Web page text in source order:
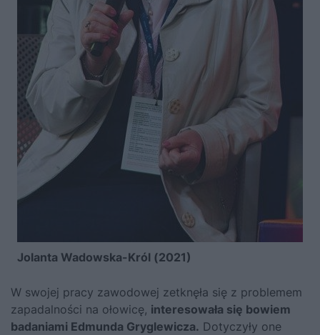
Jolanta Wadowska-Król (2021)
W swojej pracy zawodowej zetknęła się z problemem
zapadalności na ołowicę, interesowała się bowiem
badaniami Edmunda Gryglewicza. Dotyczyły one